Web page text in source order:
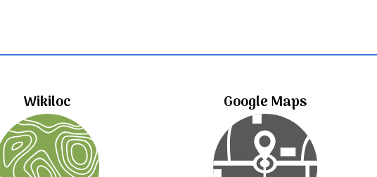
Wikiloc Google Maps